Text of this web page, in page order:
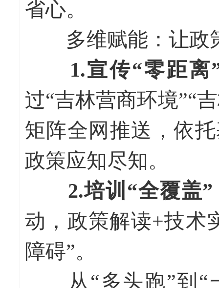
省心。
多维赋能：让政
1.宣传“零距离
过“吉林营商环境”“
矩阵全网推送，依
政策应知尽知。
2.培训“全覆盖”
动，政策解读+技术
障碍”。
从“多头跑”到“